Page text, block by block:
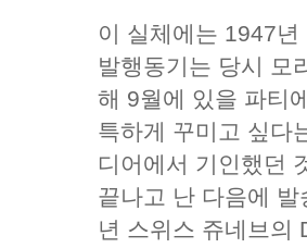
이 실체에는 1947
발행동기는 당시 모
해 9월에 있을 파티
특하게 꾸미고 싶다
디어에서 기인했던
끝나고 난 다음에
년 스위스 쥬네브의